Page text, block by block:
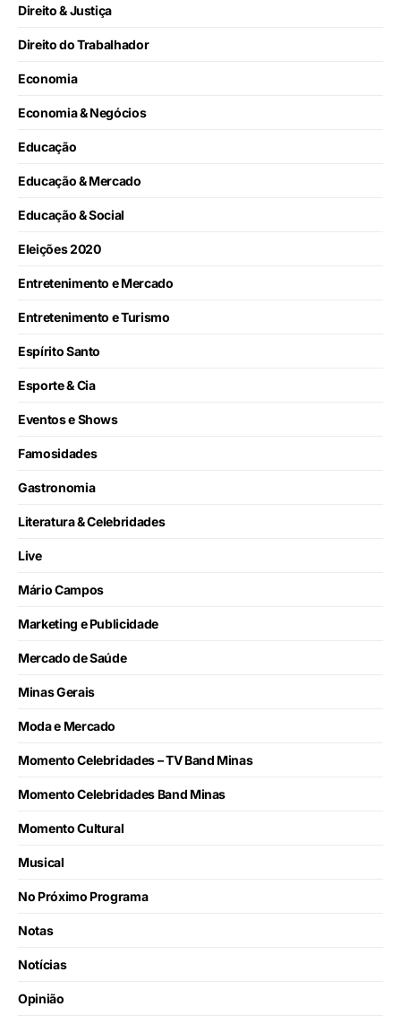
Direito & Justiça
Direito do Trabalhador
Economia
Economia & Negócios
Educação
Educação & Mercado
Educação & Social
Eleições 2020
Entretenimento e Mercado
Entretenimento e Turismo
Espírito Santo
Esporte & Cia
Eventos e Shows
Famosidades
Gastronomia
Literatura & Celebridades
Live
Mário Campos
Marketing e Publicidade
Mercado de Saúde
Minas Gerais
Moda e Mercado
Momento Celebridades – TV Band Minas
Momento Celebridades Band Minas
Momento Cultural
Musical
No Próximo Programa
Notas
Notícias
Opinião